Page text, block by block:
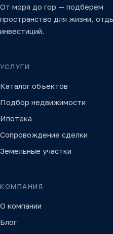
От моря до гор — подберём
пространство для жизни,
инвестиций.
УСЛУГИ
Каталог объектов
Подбор недвижимости
Ипотека
Сопровождение сделки
Земельные участки
КОМПАНИЯ
О компании
Блог